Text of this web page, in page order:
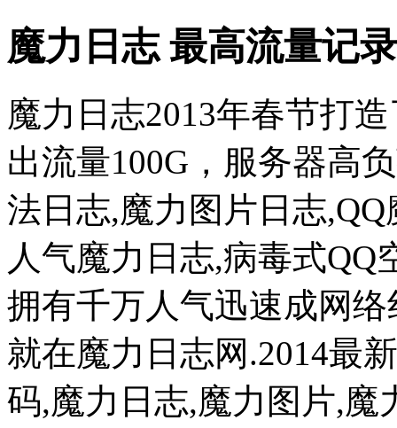
魔力日志 最高流量记录
魔力日志2013年春节打
出流量100G，服务器高
法日志,魔力图片日志
人气魔力日志,病毒式QQ
拥有千万人气迅速成网
就在魔力日志网.2014最
码,魔力日志,魔力图片,魔